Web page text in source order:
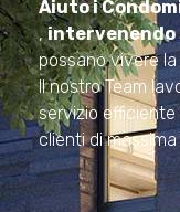
Aiuto i
,intervenendo
possano vivere
Il nostro Team
servizio efficiente
clienti di